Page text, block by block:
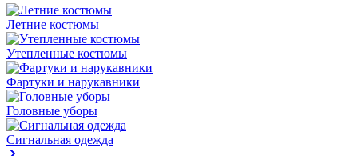
Летние костюмы
Утепленные костюмы
Фартуки и нарукавники
Головные уборы
Сигнальная одежда